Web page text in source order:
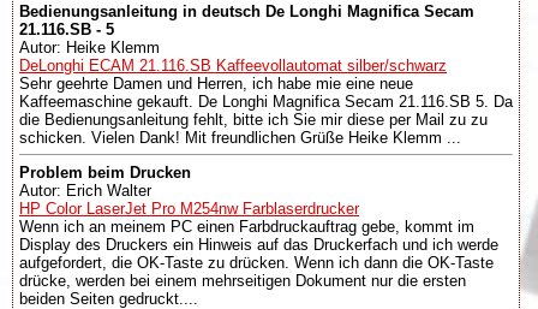
Bedienungsanleitung in deutsch De Longhi Magnifica Secam
21.116.SB - 5
Autor: Heike Klemm
DeLonghi ECAM 21.116.SB Kaffeevollautomat silber/schwarz
Sehr geehrte Damen und Herren, ich habe mie eine neue
Kaffeemaschine gekauft. De Longhi Magnifica Secam 21.116.SB 5. Da
die Bedienungsanleitung fehlt, bitte ich Sie mir diese per Mail zu zu
schicken. Vielen Dank! Mit freundlichen Grüße Heike Klemm ...
Problem beim Drucken
Autor: Erich Walter
HP Color LaserJet Pro M254nw Farblaserdrucker
Wenn ich an meinem PC einen Farbdruckauftrag gebe, kommt im
Display des Druckers ein Hinweis auf das Druckerfach und ich werde
aufgefordert, die OK-Taste zu drücken. Wenn ich dann die OK-Taste
drücke, werden bei einem mehrseitigen Dokument nur die ersten
beiden Seiten gedruckt....